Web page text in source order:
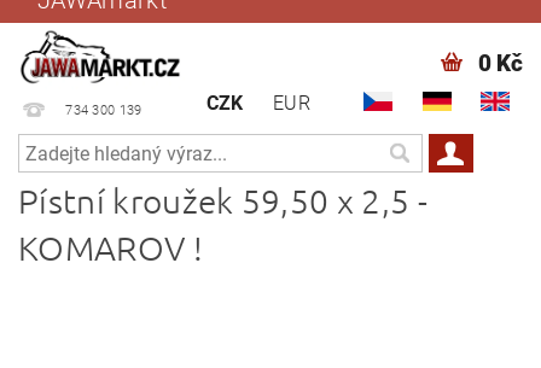
734 300 139 CZK EUR
0 Kč
Pístní kroužek 59,50 x 2,5 -
KOMAROV !